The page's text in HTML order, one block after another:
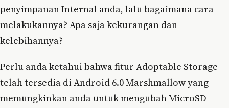
penyimpanan Internal anda, lalu bagaimana cara
melakukannya? Apa saja kekurangan dan
kelebihannya?
Perlu anda ketahui bahwa fitur Adoptable Storage
telah tersedia di Android 6.0 Marshmallow yang
memungkinkan anda untuk mengubah MicroSD